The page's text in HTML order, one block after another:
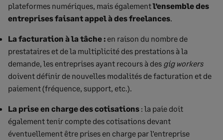
plateformes numériques, mais égalementl’ensemble des
entreprises faisant appel à des freelances
La facturation à la tâche : en raison du nombre de
prestataires et de la multiplicité des prestations à la
demande, les entreprises ayant recours à des gig workers
doivent définir de nouvelles modalités de facturation et de
paiement (fréquence, support, etc.).
La prise en charge des cotisations : la paie doit
également tenir compte des cotisations devant
éventuellement être prises en charge par l’entreprise